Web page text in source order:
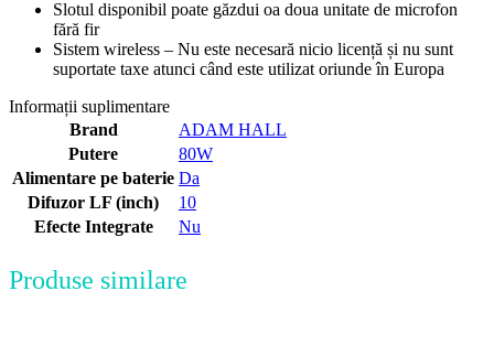
Slotul disponibil poate găzdui oa doua unitate de microfon
fără fir
Sistem wireless – Nu este necesară nicio licență și nu sunt
suportate taxe atunci când este utilizat oriunde în Europa
Informații suplimentare
Brand
ADAM HALL
Putere
80W
Alimentare pe baterie Da
Difuzor LF (inch)
10
Efecte Integrate
Nu
Produse similare